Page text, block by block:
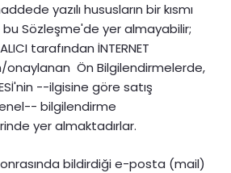
yazılı hususların bir kısmı
Sözleşme'de yer almayabilir;
tarafından İNTERNET
onaylanan Ön Bilgilendirmelerde,
--ilgisine göre satış
bilgilendirme
yer almaktadırlar.
sonrasında bildirdiği e-posta (mail)